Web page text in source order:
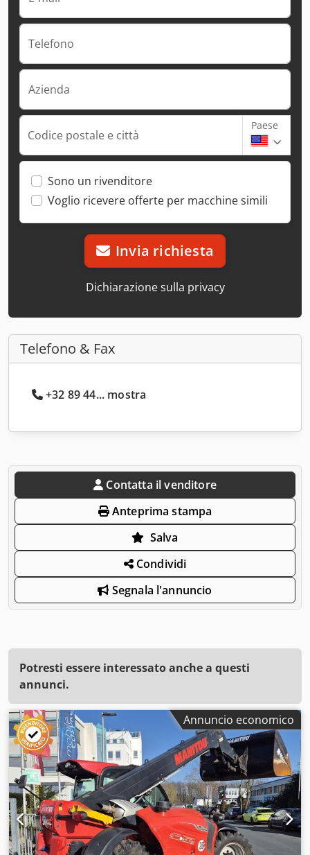
Telefono
Azienda
Codice postale e città
Paese
Sono un rivenditore
Voglio ricevere offerte per macchine simili
Invia richiesta
Dichiarazione sulla privacy
Telefono & Fax
+32 89 44... mostra
Contatta il venditore
Anteprima stampa
Salva
Condividi
Segnala l'annuncio
Potresti essere interessato anche a questi
annunci.
Annuncio economico